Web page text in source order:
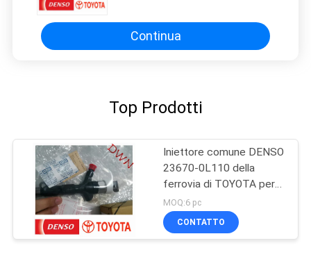
FTV
Continua
Top Prodotti
Iniettore comune DENSO
23670-0L110 della
ferrovia di TOYOTA per
Hilux 2KD
MOQ:6 pc
CONTATTO